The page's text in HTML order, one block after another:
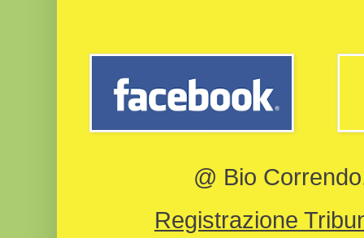
@ Bio
Registrazione